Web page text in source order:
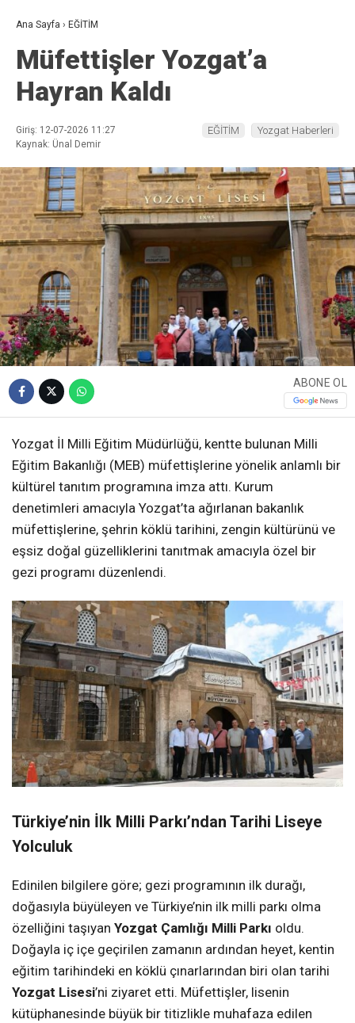
Ana Sayfa › EĞİTİM
Müfettişler Yozgat’a
Hayran Kaldı
Giriş: 12-07-2026 11:27
Kaynak: Ünal Demir
EĞİTİM Yozgat Haberleri
ABONE OL
Yozgat İl Milli Eğitim Müdürlüğü, kentte bulunan Milli
Eğitim Bakanlığı (MEB) müfettişlerine yönelik anlamlı bir
kültürel tanıtım programına imza attı. Kurum
denetimleri amacıyla Yozgat’ta ağırlanan bakanlık
müfettişlerine, şehrin köklü tarihini, zengin kültürünü ve
eşsiz doğal güzelliklerini tanıtmak amacıyla özel bir
gezi programı düzenlendi.
Türkiye’nin İlk Milli Parkı’ndan Tarihi Liseye
Yolculuk
Edinilen bilgilere göre; gezi programının ilk durağı,
doğasıyla büyüleyen ve Türkiye’nin ilk milli parkı olma
özelliğini taşıyan Yozgat Çamlığı Milli Parkı oldu.
Doğayla iç içe geçirilen zamanın ardından heyet, kentin
eğitim tarihindeki en köklü çınarlarından biri olan tarihi
Yozgat Lisesi’ni ziyaret etti. Müfettişler, lisenin
kütüphanesinde büyük bir titizlikle muhafaza edilen